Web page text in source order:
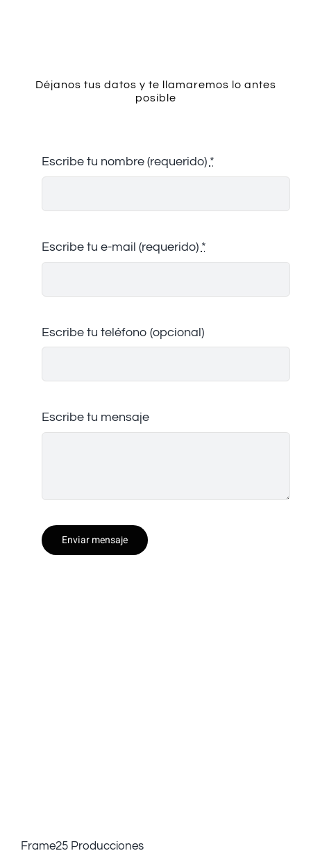
Déjanos tus datos y te llamaremos lo antes
posible
Escribe tu nombre (requerido) *
Escribe tu e-mail (requerido) *
Escribe tu teléfono (opcional)
Escribe tu mensaje
Enviar mensaje
Frame25 Producciones